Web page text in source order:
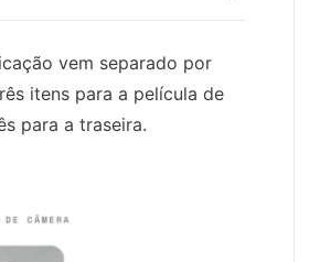
vem separado por
itens para a película de
para a traseira.